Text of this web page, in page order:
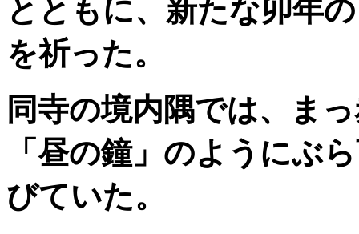
とともに、新たな卯年
を祈った。
同寺の境内隅では、ま
「昼の鐘」のようにぶ
びていた。